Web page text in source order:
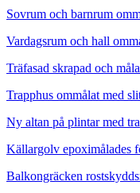
Sovrum och barnrum
Vardagsrum och hall
Träfasad skrapad och
Trapphus ommålat med
Ny altan på plintar med
Källargolv epoximålades
Balkongräcken